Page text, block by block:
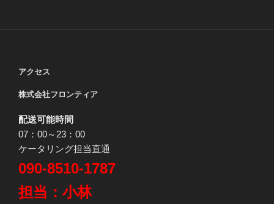
アクセス
株式会社フロンティア
配送可能時間
07：00～23：00
ケータリング担当直通
090-8510-1787
担当：小林